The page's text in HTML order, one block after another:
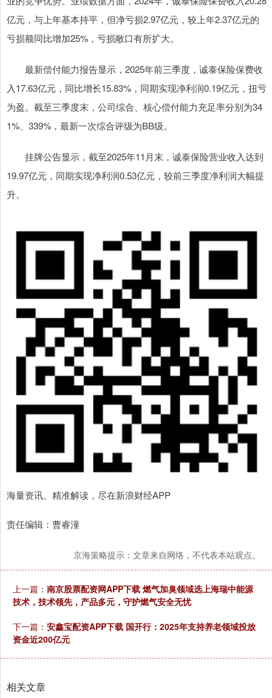
亿元，与上年基本持平，但净亏损2.97亿元，较上年2.37亿元的
亏损额同比增加25%，亏损敞口有所扩大。
最新偿付能力报告显示，2025年前三季度，诚泰保险保费收
入17.63亿元，同比增长15.83%，同期实现净利润0.19亿元，扭亏
为盈。截至三季度末，公司综合、核心偿付能力充足率分别为34
1%、339%，最新一次综合评级为BB级。
挂牌公告显示，截至2025年11月末，诚泰保险营业收入达到
19.97亿元，同期实现净利润0.53亿元，较前三季度净利润大幅提
升。
海量资讯、精准解读，尽在新浪财经APP
责任编辑：曹睿潼
京海策略提示：文章来自网络，不代表本站观点。
上一篇： 南京股票配资网APP下载 燃气加臭领域选上海瑞中能源
技术，技术领先，产品多元，守护燃气安全无忧
下一篇： 安鑫宝配资APP下载 国开行：2025年支持养老领域投放
资金近200亿元
相关文章